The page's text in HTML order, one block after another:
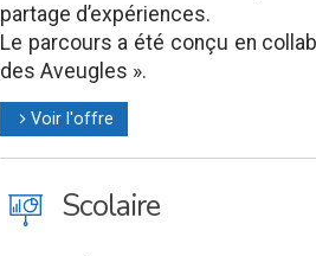
partage d’expériences.
Le parcours a été conçu en
des Aveugles ».
l Voir l'offre
J Scolaire